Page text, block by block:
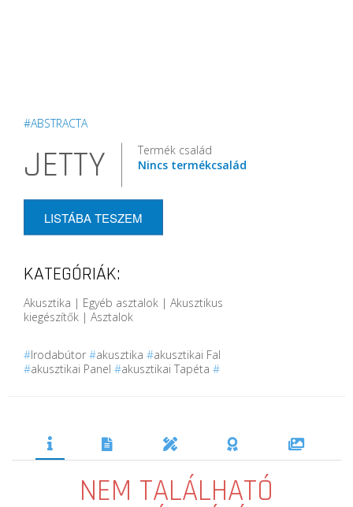
#ABSTRACTA
JETTY
Termék család
Nincs termékcsalád
LISTÁBA TESZEM
KATEGÓRIÁK:
Akusztika | Egyéb asztalok | Akusztikus
kiegészítők | Asztalok
#Irodabútor #akusztika #akusztikai Fal
#akusztikai Panel #akusztikai Tapéta #
NEM TALÁLHATÓ